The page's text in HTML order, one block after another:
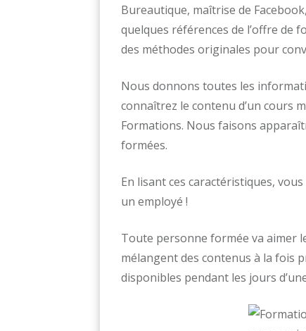
Bureautique, maîtrise de
quelques références de l’offre de
des méthodes originales pour
Nous donnons toutes les
connaîtrez le contenu d’un cours
Formations. Nous faisons
formées.
En lisant ces caractéristiques,
un employé !
Toute personne formée va aimer
mélangent des contenus à la fois
disponibles pendant les jours